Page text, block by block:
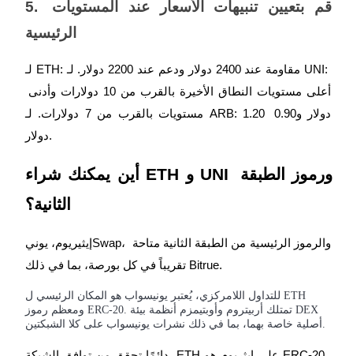
5. قم بتعيين تنبيهات الأسعار عند المستويات
الرئيسية
لـ ETH: مقاومة عند 2400 دولار ودعم عند 2200 دولار. لـ UNI:
مستويات بالقرب من 7 دولارات. لـ ARB: 1.20 دولار و0.90
دولار.
أين يمكنك شراء ETH و UNI ورموز الطبقة
الثانية؟
إيثيريوم، يونيSwap، والرموز الرئيسية من الطبقة الثانية متاحة
تقريباً في كل بورصة، بما في ذلك Bitrue.
للتداول اللامركزي، يُعتبر يونيسواب هو المكان الرئيسي ل ETH
ومعظم رموز ERC-20. تمتلك أربيتروم وأوبتيمزم أنظمة بيئة DEX